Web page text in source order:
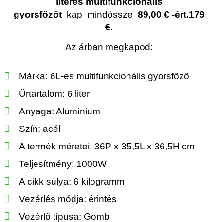
gyorsfőzőtkap mindössze 89,00 € -ért.179
€.
Az árban megkapod:
Márka: 6L-es multifunkcionális gyorsfőző
Űrtartalom: 6 liter
Anyaga: Alumínium
Szín: acél
A termék méretei: 36P x 35,5L x 36,5H cm
Teljesítmény: 1000W
A cikk súlya: 6 kilogramm
Vezérlés módja: érintés
Vezérlő típusa: Gomb